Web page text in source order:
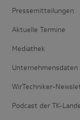
Pressemitteilungen
Aktuelle Termine
Mediathek
Unternehmensdaten
WirTechniker-
Podcast der TK-